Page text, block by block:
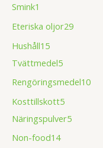
Smink1
Eteriska oljor29
Hushåll15
Tvättmedel5
Rengöringsmedel10
Kosttillskott5
Näringspulver5
Non-food14